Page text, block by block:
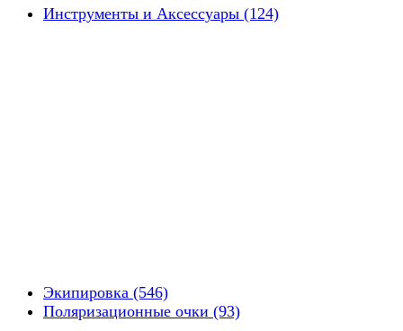
Инструменты и Аксессуары (124)
Экипировка (546)
Поляризационные очки (93)